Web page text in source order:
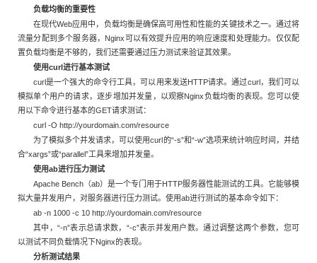
负载均衡的重要性
在现代Web应用中，负载均衡是确保高可用性和性能的关键技术之一。通过将
流量分配到多个服务器，Nginx可以有效提升应用的响应速度和处理能力。仅仅配
置负载均衡是不够的，我们还需要通过压力测试来验证其效果。
使用curl进行基本测试
curl是一个强大的命令行工具，可以用来发送HTTP请求。通过curl，我们可以
模拟单个用户的请求，逐步增加并发量，以观察Nginx负载均衡的表现。您可以使
用以下命令进行基本的GET请求测试：
curl -O http://yourdomain.com/resource
为了模拟多个并发请求，可以使用curl的“-s”和“-w”选项来统计响应时间，并结
合“xargs”或“parallel”工具来增加并发量。
使用ab进行压力测试
Apache Bench（ab）是一个专门用于HTTP服务器性能测试的工具。它能够模
拟大量并发用户，对服务器进行压力测试。使用ab进行测试的基本命令如下：
ab -n 1000 -c 10 http://yourdomain.com/resource
其中，“-n”表示总请求数，“-c”表示并发用户数。通过调整这两个参数，您可
以测试不同负载情况下Nginx的表现。
分析测试结果